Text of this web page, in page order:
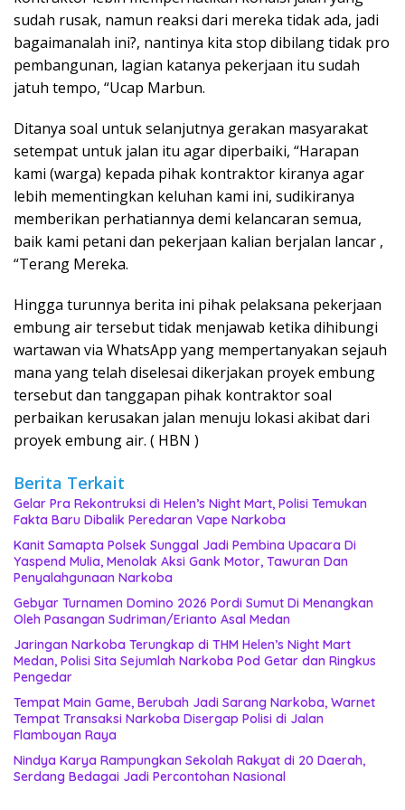
sudah rusak, namun reaksi dari mereka tidak ada, jadi
bagaimanalah ini?, nantinya kita stop dibilang tidak pro
pembangunan, lagian katanya pekerjaan itu sudah
jatuh tempo, “Ucap Marbun.
Ditanya soal untuk selanjutnya gerakan masyarakat
setempat untuk jalan itu agar diperbaiki, “Harapan
kami (warga) kepada pihak kontraktor kiranya agar
lebih mementingkan keluhan kami ini, sudikiranya
memberikan perhatiannya demi kelancaran semua,
baik kami petani dan pekerjaan kalian berjalan lancar ,
“Terang Mereka.
Hingga turunnya berita ini pihak pelaksana pekerjaan
embung air tersebut tidak menjawab ketika dihibungi
wartawan via WhatsApp yang mempertanyakan sejauh
mana yang telah diselesai dikerjakan proyek embung
tersebut dan tanggapan pihak kontraktor soal
perbaikan kerusakan jalan menuju lokasi akibat dari
proyek embung air. ( HBN )
Berita Terkait
Gelar Pra Rekontruksi di Helen’s Night Mart, Polisi Temukan
Fakta Baru Dibalik Peredaran Vape Narkoba
Kanit Samapta Polsek Sunggal Jadi Pembina Upacara Di
Yaspend Mulia, Menolak Aksi Gank Motor, Tawuran Dan
Penyalahgunaan Narkoba
Gebyar Turnamen Domino 2026 Pordi Sumut Di Menangkan
Oleh Pasangan Sudriman/Erianto Asal Medan
Jaringan Narkoba Terungkap di THM Helen’s Night Mart
Medan, Polisi Sita Sejumlah Narkoba Pod Getar dan Ringkus
Pengedar
Tempat Main Game, Berubah Jadi Sarang Narkoba, Warnet
Tempat Transaksi Narkoba Disergap Polisi di Jalan
Flamboyan Raya
Nindya Karya Rampungkan Sekolah Rakyat di 20 Daerah,
Serdang Bedagai Jadi Percontohan Nasional